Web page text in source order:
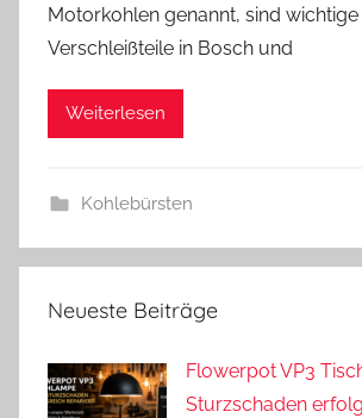
d
Motorkohlen genannt, sind wichtige
Verschleißteile in Bosch und
Weiterlesen
Kohlebürsten
Neueste Beiträge
Flowerpot VP3
Sturzschaden